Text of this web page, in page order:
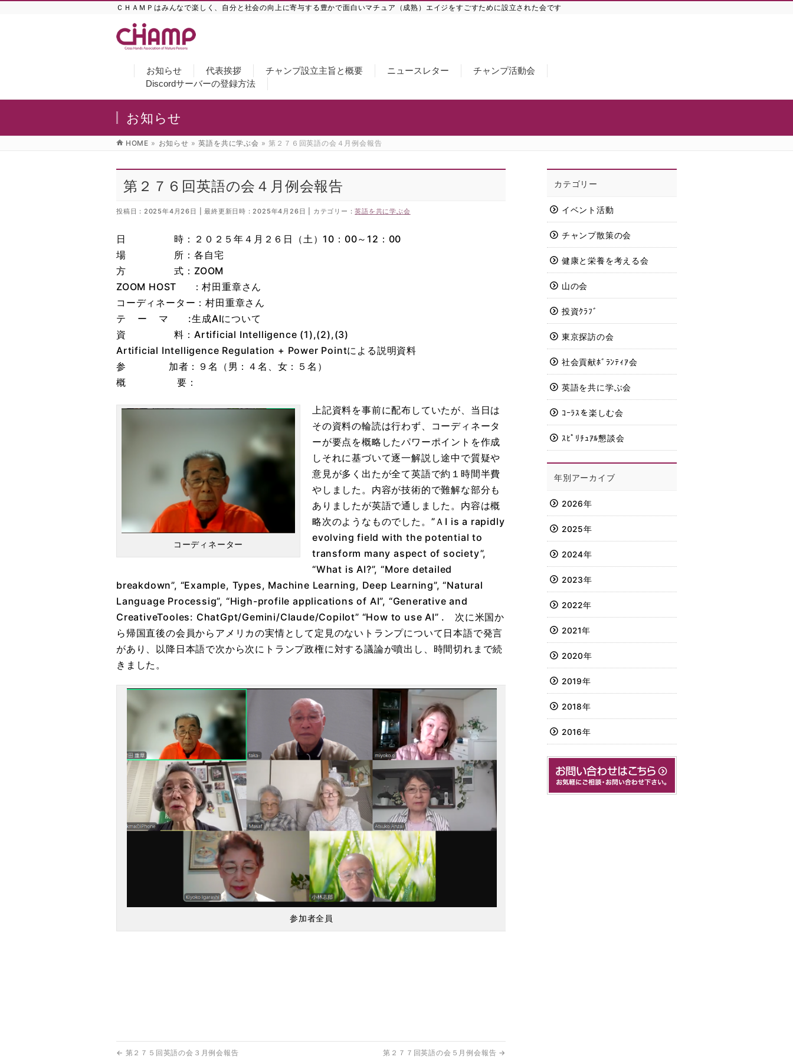
ＣＨＡＭＰはみんなで楽しく、自分と社会の向上に寄与する豊かで面白いマチュア（成熟）エイジをすごすために設立された会です
お知らせ 代表挨拶 チャンプ設立主旨と概要 ニュースレター
チャンプ活動会
Discordサーバーの登録方法
お知らせ
HOME » お知らせ » 英語を共に学ぶ会 » 第２７６回英語の会４月例会報告
第２７６回英語の会４月例会報告
投稿日 : 2025年4月26日 最終更新日時 : 2025年4月26日 カテゴリー :英語を共に学ぶ会
日 時：２０２５年４月２６日（土）10：00～12：00
場 所：各自宅
方 式：ZOOM
ZOOM HOST ：村田重章さん
コーディネーター：村田重章さん
テ ー マ :生成AIについて
資 料：Artificial Intelligence (1),(2),(3)
Artificial Intelligence Regulation + Power Pointによる説明資料
参 加者：９名（男：４名、女：５名）
概 要：
コーディネーター
上記資料を事前に配布していたが、当日は
その資料の輪読は行わず、コーディネータ
ーが要点を概略したパワーポイントを作成
しそれに基づいて逐一解説し途中で質疑や
意見が多く出たが全て英語で約１時間半費
やしました。内容が技術的で難解な部分も
ありましたが英語で通しました。内容は概
略次のようなものでした。”ＡI is a rapidly
evolving field with the potential to
transform many aspect of society”,
“What is AI?”, “More detailed
breakdown”, “Example, Types, Machine Learning, Deep Learning”, “Natural
Language Processig”, “High-profile applications of AI”, “Generative and
CreativeTooles: ChatGpt/Gemini/Claude/Copilot” “How to use AI” . 次に米国か
ら帰国直後の会員からアメリカの実情として定見のないトランプについて日本語で発言
があり、以降日本語で次から次にトランプ政権に対する議論が噴出し、時間切れまで続
きました。
参加者全員
← 第２７５回英語の会３月例会報告 第２７７回英語の会５月例会報告 →
カテゴリー
イベント活動
チャンプ散策の会
健康と栄養を考える会
山の会
投資ｸﾗﾌﾞ
東京探訪の会
社会貢献ﾎﾞﾗﾝﾃｨｱ会
英語を共に学ぶ会
ｺｰﾗｽを楽しむ会
ｽﾋﾟﾘﾁｭｱﾙ懇談会
年別アーカイブ
2026年
2025年
2024年
2023年
2022年
2021年
2020年
2019年
2018年
2016年